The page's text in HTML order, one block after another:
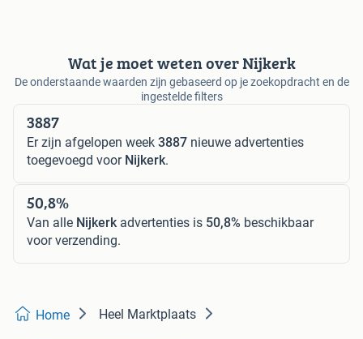
Wat je moet weten over Nijkerk
De onderstaande waarden zijn gebaseerd op je zoekopdracht en de
ingestelde filters
3887
Er zijn afgelopen week 3887 nieuwe advertenties
toegevoegd voor Nijkerk.
50,8%
Van alle Nijkerkadvertenties is 50,8% beschikbaar
voor verzending.
Home Heel Marktplaats